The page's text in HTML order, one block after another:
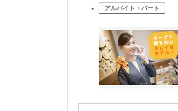
アルバイト・パート